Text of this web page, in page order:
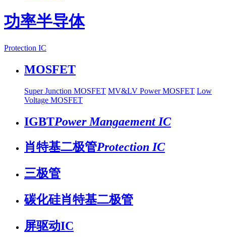
功率半导体
Protection IC
MOSFET
Super Junction MOSFET MV&LV Power MOSFET Low
Voltage MOSFET
IGBTPower Mangaement IC
肖特基二极管Protection IC
三极管
碳化硅肖特基二极管
屏驱动IC